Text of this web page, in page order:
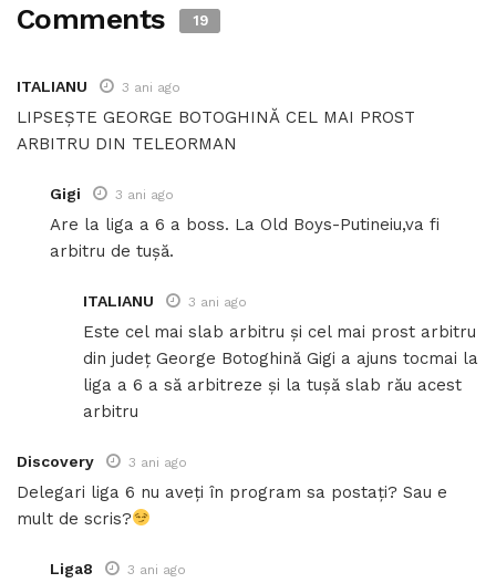
Comments 19
ITALIANU 3 ani ago
LIPSEȘTE GEORGE BOTOGHINĂ CEL MAI PROST
ARBITRU DIN TELEORMAN
Gigi 3 ani ago
Are la liga a 6 a boss. La Old Boys-Putineiu,va fi
arbitru de tușă.
ITALIANU 3 ani ago
Este cel mai slab arbitru și cel mai prost arbitru
din județ George Botoghină Gigi a ajuns tocmai la
liga a 6 a să arbitreze și la tușă slab rău acest
arbitru
Discovery 3 ani ago
Delegari liga 6 nu aveți în program sa postați? Sau e
mult de scris?
Liga8 3 ani ago